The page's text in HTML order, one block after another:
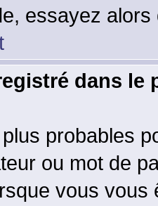
essayez
dans le
probables
ou mot de
vous